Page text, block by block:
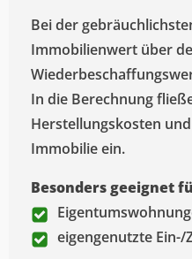
Bei der
Immobilienwert über
In die Berechnung
Herstellungskosten
Immobilie ein.
Besonders geeignet
eigengenutzte